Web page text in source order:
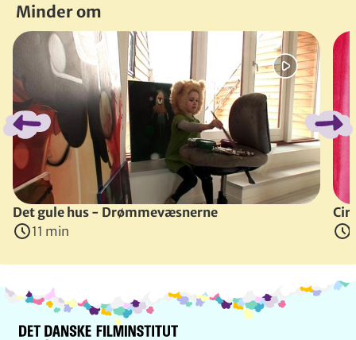
Minder om
Spring bånd over
Det gule hus - Drømmevæsnerne
11 min
Info og kontakt